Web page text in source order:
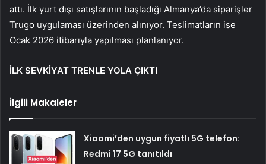
attı. İlk yurt dışı satışlarının başladığı Almanya’da siparişler
Trugo uygulaması üzerinden alınıyor. Teslimatların ise
Ocak 2026 itibarıyla yapılması planlanıyor.
İLK SEVKİYAT TRENLE YOLA ÇIKTI
İlgili Makaleler
Xiaomi’den uygun fiyatlı 5G telefon:
Redmi 17 5G tanıtıldı